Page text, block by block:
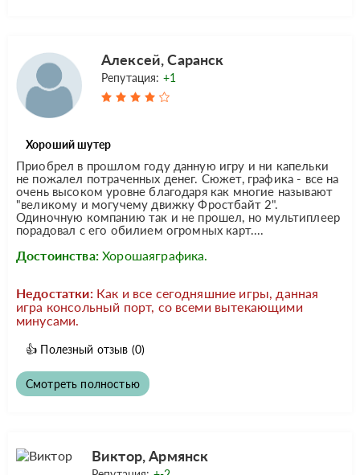
Алексей, Саранск
Репутация: +1
Хороший шутер
Приобрел в прошлом году данную игру и ни капельки
не пожалел потраченных денег. Сюжет, графика - все на
очень высоком уровне благодаря как многие называют
"великому и могучему движку Фростбайт 2".
Одиночную компанию так и не прошел, но мультиплеер
порадовал с его обилием огромных карт....
Достоинства: Хорошаяграфика.
Недостатки: Как и все сегодняшние игры, данная
игра консольный порт, со всеми вытекающими
минусами.
👍 Полезный отзыв (0)
Смотреть полностью
Виктор, Армянск